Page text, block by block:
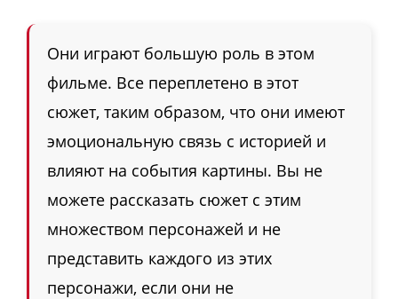
Они играют большую роль в этом
фильме. Все переплетено в этот
сюжет, таким образом, что они имеют
эмоциональную связь с историей и
влияют на события картины. Вы не
можете рассказать сюжет с этим
множеством персонажей и не
представить каждого из этих
персонажи, если они не